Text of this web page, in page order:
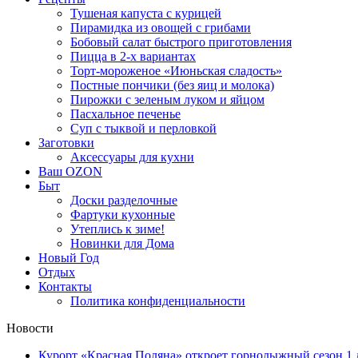
Тушеная капуста с курицей
Пирамидка из овощей с грибами
Бобовый салат быстрого приготовления
Пицца в 2-х вариантах
Торт-мороженое «Июньская сладость»
Постные пончики (без яиц и молока)
Пирожки с зеленым луком и яйцом
Пасхальное печенье
Суп с тыквой и перловкой
Заготовки
Аксессуары для кухни
Ваш OZON
Быт
Доски разделочные
Фартуки кухонные
Утеплись к зиме!
Новинки для Дома
Новый Год
Отдых
Контакты
Политика конфиденциальности
Новости
Курорт «Красная Поляна» откроет горнолыжный сезон 1